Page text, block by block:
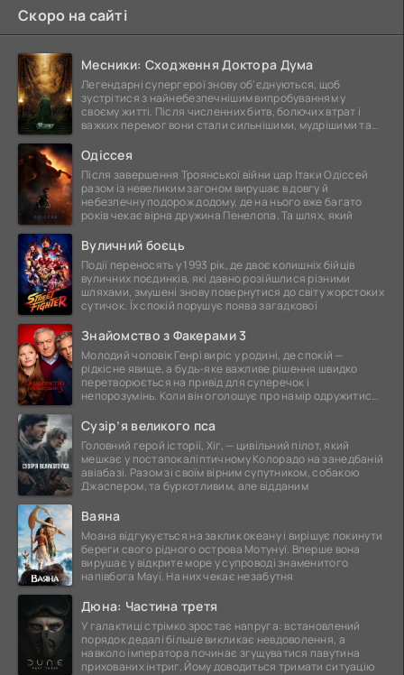
Скоро на сайті
Месники: Сходження Доктора Дума
Легендарні супергерої знову об'єднуються, щоб
зустрітися з найнебезпечнішим випробуванням у
своєму житті. Після численних битв, болючих втрат і
важких перемог вони стали сильнішими, мудрішими та
Одіссея
Після завершення Троянської війни цар Ітаки Одіссей
разом із невеликим загоном вирушає в довгу й
небезпечну подорож додому, де на нього вже багато
років чекає вірна дружина Пенелопа. Та шлях, який
Вуличний боєць
Події переносять у 1993 рік, де двоє колишніх бійців
вуличних поєдинків, які давно розійшлися різними
шляхами, змушені знову повернутися до світу жорстоких
сутичок. Їх спокій порушує поява загадкової
Знайомство з Факерами 3
Молодий чоловік Генрі виріс у родині, де спокій —
рідкісне явище, а будь-яке важливе рішення швидко
перетворюється на привід для суперечок і
непорозумінь. Коли він оголошує про намір одружитися,
Сузір’я великого пса
Головний герой історії, Хіг, — цивільний пілот, який
мешкає у постапокаліптичному Колорадо на занедбаній
авіабазі. Разом зі своїм вірним супутником, собакою
Джаспером, та буркотливим, але відданим
Ваяна
Моана відгукується на заклик океану і вирішує покинути
береги свого рідного острова Мотунуї. Вперше вона
вирушає у відкрите море у супроводі знаменитого
напівбога Мауї. На них чекає незабутня
Дюна: Частина третя
У галактиці стрімко зростає напруга: встановлений
порядок дедалі більше викликає невдоволення, а
навколо імператора починає згущуватися павутина
прихованих інтриг. Йому доводиться тримати ситуацію